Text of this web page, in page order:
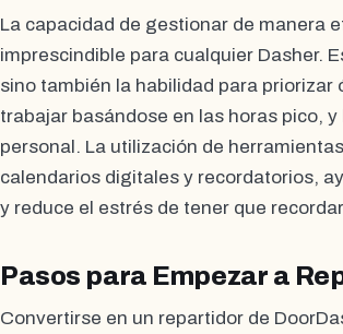
La capacidad de gestionar de manera
imprescindible para cualquier Dasher.
sino también la habilidad para
trabajar basándose en las horas pico,
personal. La utilización de
calendarios digitales y recordatorios,
y reduce el estrés de tener que
Pasos para Empezar a
Convertirse en un repartidor de